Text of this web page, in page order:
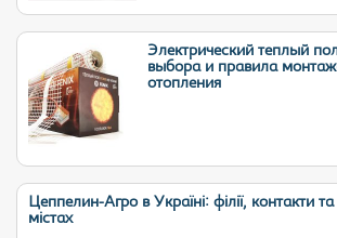
Электрический теплый
выбора и правила
отопления
Цеппелин-Агро в Україні: філії, контакти
містах